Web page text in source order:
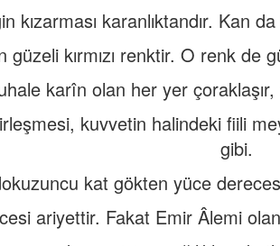
kızarması karanlıktandır. Kan
güzeli kırmızı renktir. O renk de
karîn olan her yer
kuvvetin halindeki fiili
gibi.
kat gökten yüce
ariyettir. Fakat Emir Âlemi